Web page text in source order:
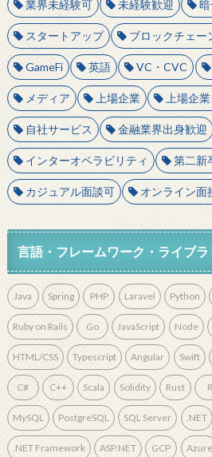
業界未経験可 未経験歓迎
スタートアップ ブロックチェー
GameFi 英語 VC・CVC
メディア 上場企業 上場企
自社サービス 金融業界出身歓迎
インターオペラビリティ 第二新
カジュアル面談可 オンライン面
言語・フレームワーク・ライブ
Java Spring PHP Laravel Python
Ruby on Rails Go JavaScript Node
HTML/CSS Typescript Angular Swift
C# C++ Scala Solidity Rust R
MySQL PostgreSQL SQL Server .NET
.NET Framework ASP.NET GCP Azure